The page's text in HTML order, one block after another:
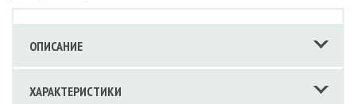
ОПИСАНИЕ
ХАРАКТЕРИСТИКИ